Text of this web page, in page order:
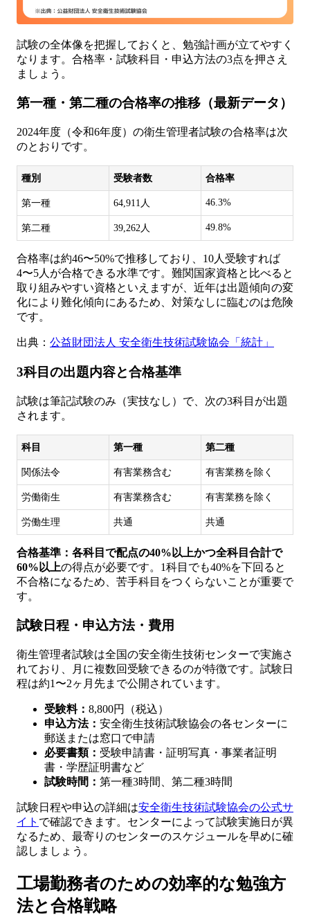
試験の全体像を把握しておくと、勉強計画が立てやすく
なります。合格率・試験科目・申込方法の3点を押さえ
ましょう。
第一種・第二種の合格率の推移（最新データ）
2024年度（令和6年度）の衛生管理者試験の合格率は次
のとおりです。
種別 受験者数 合格率
第一種 64,911人 46.3%
第二種 39,262人 49.8%
合格率は約46〜50%で推移しており、10人受験すれば
4〜5人が合格できる水準です。難関国家資格と比べると
取り組みやすい資格といえますが、近年は出題傾向の変
化により難化傾向にあるため、対策なしに臨むのは危険
です。
出典： 公益財団法人 安全衛生技術試験協会「統計」
3科目の出題内容と合格基準
試験は筆記試験のみ（実技なし）で、次の3科目が出題
されます。
科目 第一種 第二種
関係法令 有害業務含む 有害業務を除く
労働衛生 有害業務含む 有害業務を除く
労働生理 共通 共通
合格基準：各科目で配点の40%以上かつ全科目合計で
60%以上の得点が必要です。1科目でも40%を下回ると
不合格になるため、苦手科目をつくらないことが重要で
す。
試験日程・申込方法・費用
衛生管理者試験は全国の安全衛生技術センターで実施さ
れており、月に複数回受験できるのが特徴です。試験日
程は約1〜2ヶ月先まで公開されています。
受験料： 8,800円（税込）
申込方法： 安全衛生技術試験協会の各センターに
郵送または窓口で申請
必要書類： 受験申請書・証明写真・事業者証明
書・学歴証明書など
試験時間： 第一種3時間、第二種3時間
試験日程や申込の詳細は安全衛生技術試験協会の公式サ
イト で確認できます。センターによって試験実施日が異
なるため、最寄りのセンターのスケジュールを早めに確
認しましょう。
工場勤務者のための効率的な勉強方
法と合格戦略